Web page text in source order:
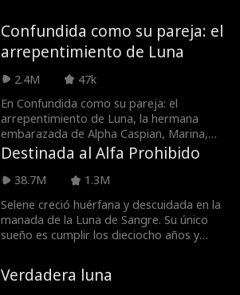
cuando un enemigo común amenaza con
destruir tu mochila, ¿aceptarás que están
destinados el uno al otro? O cosechar
Confundida como su pareja: el
arrepentimiento de Luna
2.4M
47k
En Confundida como su pareja: el
arrepentimiento de Luna, la hermana
embarazada de Alpha Caspian, Marina,
llega para la coronación de su Luna, pero
Luna Willow la confunde con una amante
rebelde. En un ataque de celos, Willow
aborto. Ahora los hermanos Brooks
quieren venganza.
Destinada al Alfa Prohibido
38.7M
1.3M
Selene creció huérfana y descuidada en la
manada de la Luna de Sangre. Su único
sueño es cumplir los dieciocho años y
Luna tenía otros planes para ella, y
pronto Selene descubre que su pareja es
Verdadera luna